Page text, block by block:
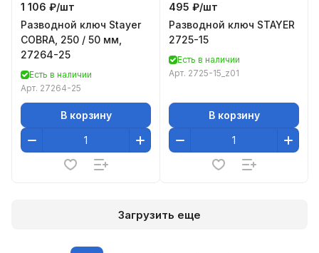
1 106 ₽/шт
Разводной ключ Stayer
COBRA, 250 / 50 мм,
27264-25
Есть в наличии
Арт. 27264-25
В корзину
495 ₽/шт
Разводной ключ STAYER
2725-15
Есть в наличии
Арт. 2725-15_z01
В корзину
Загрузить еще